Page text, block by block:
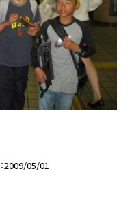
2009/05/01